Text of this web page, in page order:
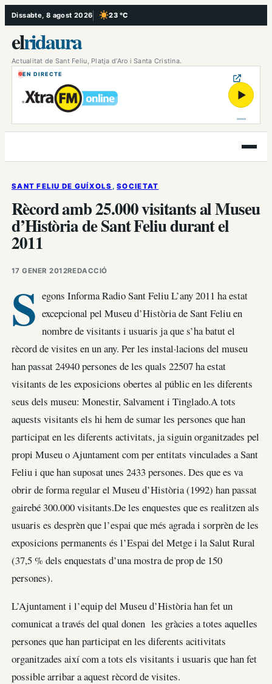
Vés
al
contingut
Dissabte, 8 agost 2026 23 °C
, Cel serè
elridaura
Actualitat de Sant Feliu, Platja d’Aro i Santa Cristina.
EN DIRECTE
▶
Obre
el
SANT FELIU DE GUÍXOLS , SOCIETAT
Rècord amb 25.000 visitants al Museu
d’Història de Sant Feliu durant el
2011
17 GENER 2012REDACCIÓ
S egons Informa Radio Sant Feliu L’any 2011 ha estat
excepcional pel Museu d’Història de Sant Feliu en
nombre de visitants i usuaris ja que s’ha batut el
rècord de visites en un any. Per les instal·lacions del museu
han passat 24940 persones de les quals 22507 ha estat
visitants de les exposicions obertes al públic en les diferents
seus dels museu: Monestir, Salvament i Tinglado.A tots
aquests visitants els hi hem de sumar les persones que han
participat en les diferents activitats, ja siguin organitzades pel
propi Museu o Ajuntament com per entitats vinculades a Sant
Feliu i que han suposat unes 2433 persones. Des que es va
obrir de forma regular el Museu d’Història (1992) han passat
gairebé 300.000 visitants.De les enquestes que es realitzen als
usuaris es desprèn que l’espai que més agrada i sorprèn de les
exposicions permanents és l’Espai del Metge i la Salut Rural
(37,5 % dels enquestats d’una mostra de prop de 150
persones).
L’Ajuntament i l’equip del Museu d’Història han fet un
comunicat a través del qual donen les gràcies a totes aquelles
persones que han participat en les diferents acitivitats
organitzades així com a tots els visitants i usuaris que han fet
possible arribar a aquest rècord de visites.